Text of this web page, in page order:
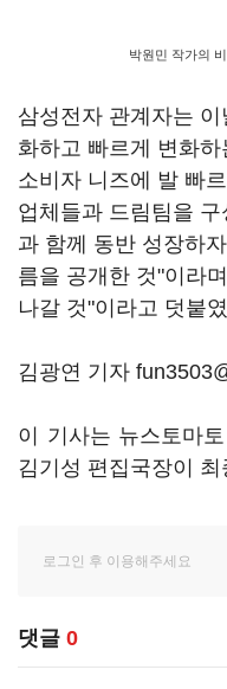
박원민 작가의
삼성전자 관계자는
화하고 빠르게 변화
소비자 니즈에 발 빠
업체들과 드림팀을
과 함께 동반 성장하
름을 공개한 것"이라
나갈 것"이라고 덧붙
김광연 기자
이 기사는 뉴스토마
김기성 편집국장이
댓글 0